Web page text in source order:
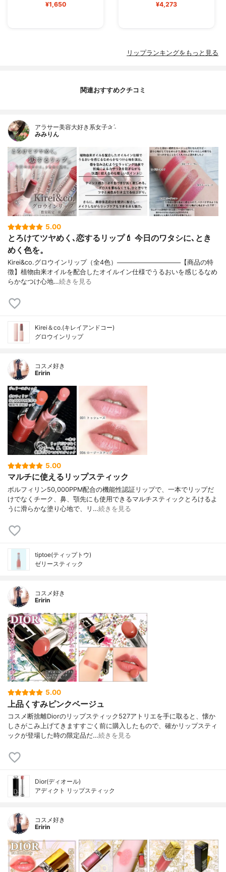
¥1,650 ¥4,273
リップランキングをもっと見る
関連おすすめクチコミ
アラサー美容大好き系女子✰ˊ˗
みみりん
5.00
とろけてツヤめく､恋するリップ💄 今日のワタシに､とき
めく色を。
Kirei&co.グロウインリップ（全4色）──────────────【商品の特
徴】植物由来オイルを配合したオイルイン仕様でうるおいを感じるなめ
らかなつけ心地…続きを見る
Kirei＆co.(キレイアンドコー)
グロウインリップ
コスメ好き
Eririn
5.00
マルチに使えるリップスティック
ボルフィリン50,000PPM配合の機能性認証リップで、一本でリップだ
けでなくチーク、鼻、顎先にも使用できるマルチスティックとろけるよ
うに滑らかな塗り心地で、リ…続きを見る
tiptoe(ティップトウ)
ゼリースティック
コスメ好き
Eririn
5.00
上品くすみピンクベージュ
コスメ断捨離Diorのリップスティック527アトリエを手に取ると、懐か
しさがこみ上げてきますすごく前に購入したもので、確かリップスティ
ックが登場した時の限定品だ…続きを見る
Dior(ディオール)
アディクト リップスティック
コスメ好き
Eririn